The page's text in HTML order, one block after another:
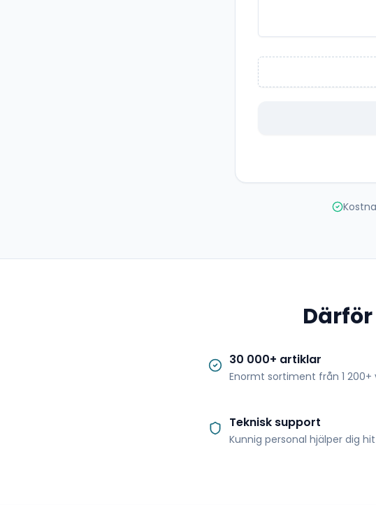
30 000+ artiklar
Enormt sortiment från 1 200+
Teknisk support
Kunnig personal hjälper dig